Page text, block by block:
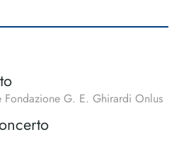
Fondazione G. E. Ghirardi Onlus